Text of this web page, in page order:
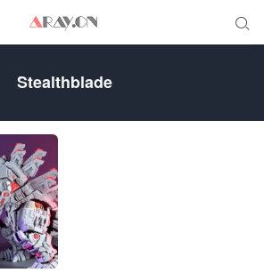

Stealthblade